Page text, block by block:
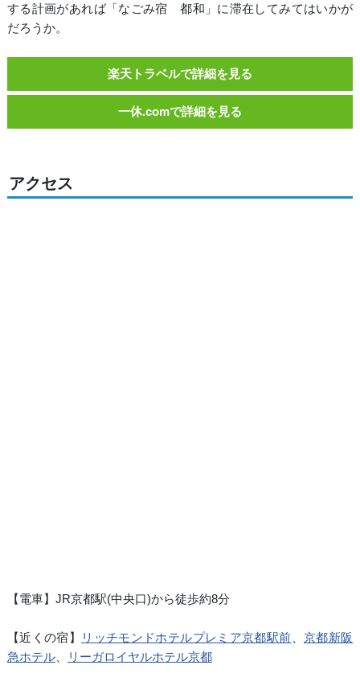
する計画があれば「なごみ宿 都和」に滞在してみてはいかが
だろうか。
楽天トラベルで詳細を見る
一休.comで詳細を見る
アクセス
【電車】JR京都駅(中央口)から徒歩約8分
【近くの宿】 リッチモンドホテルプレミア京都駅前
京都新阪
急ホテル、 リーガロイヤルホテル京都